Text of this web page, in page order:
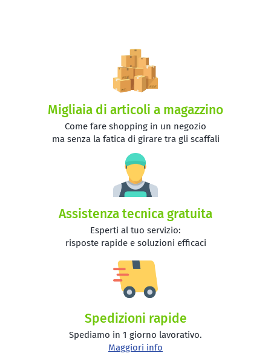
Migliaia di articoli a magazzino
Come fare shopping in un negozio
ma senza la fatica di girare tra gli scaffali
Assistenza tecnica gratuita
Esperti al tuo servizio:
risposte rapide e soluzioni efficaci
Spedizioni rapide
Spediamo in 1 giorno lavorativo.
Maggiori info